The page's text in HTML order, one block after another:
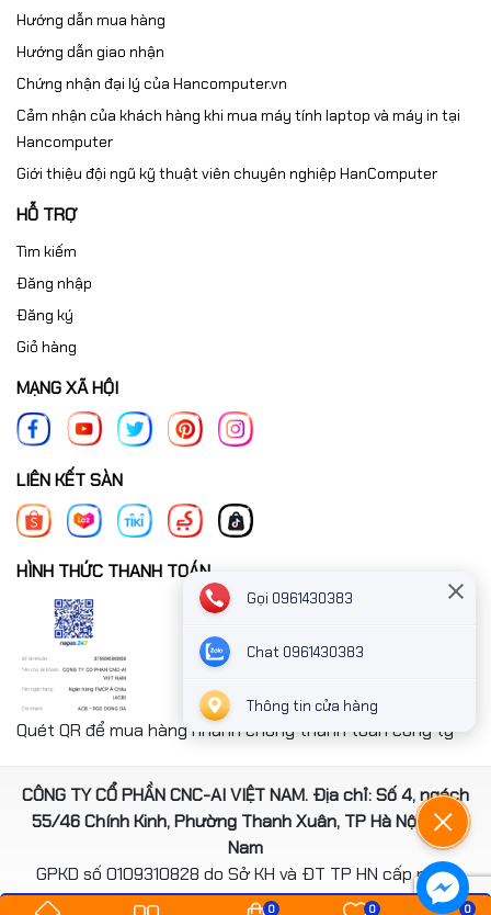
Hướng dẫn mua hàng
Hướng dẫn giao nhận
Chứng nhận đại lý của Hancomputer.vn
Cảm nhận của khách hàng khi mua máy tính laptop và máy in tại
Hancomputer
Giới thiệu đội ngũ kỹ thuật viên chuyên nghiệp HanComputer
HỖ TRỢ
Tìm kiếm
Đăng nhập
Đăng ký
Giỏ hàng
MẠNG XÃ HỘI
LIÊN KẾT SÀN
HÌNH THỨC THANH TOÁN
Quét QR để mua hàng nhanh chóng thanh toán công ty
CÔNG TY CỔ PHẦN CNC-AI VIỆT NAM. Địa chỉ: Số 4, ngách
55/46 Chính Kinh, Phường Thanh Xuân, TP Hà Nội, Việt
Nam
GPKD số 0109310828 do Sở KH và ĐT TP HN cấp ngày
14/08/2020
0 0 0
Gọi 0961430383
Chat 0961430383
Thông tin cửa hàng